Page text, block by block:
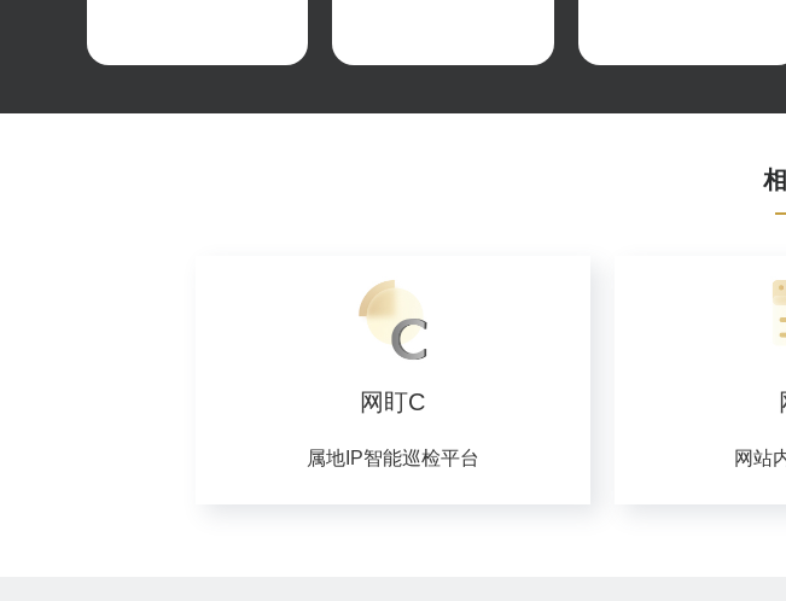
网盯C
属地IP智能巡检平台 网站